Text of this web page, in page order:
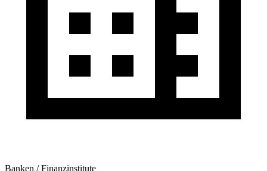
Banken / Finanzinstitute